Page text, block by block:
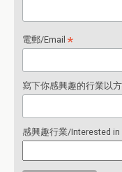
電郵/Email*
寫下你感興趣的行業以
感興趣行業/Interested in